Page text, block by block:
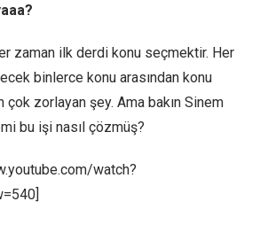
zaman ilk derdi konu seçmektir. Her
binlerce konu arasından konu
çok zorlayan şey. Ama bakın Sinem
bu işi nasıl çözmüş?
watch?